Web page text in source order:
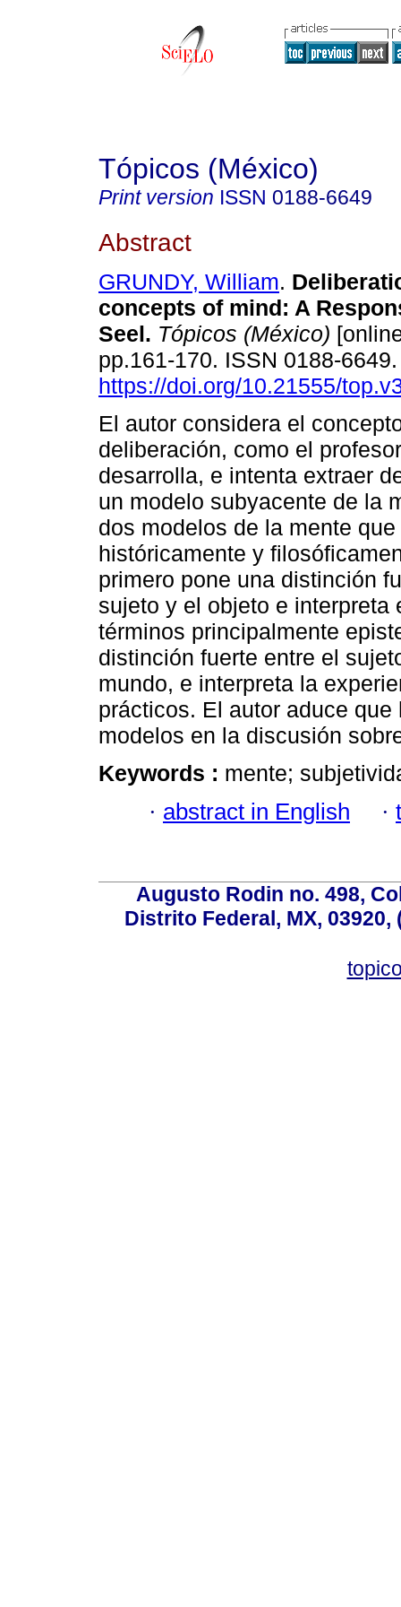
Tópicos (México)
Print version ISSN 0188-6649
Abstract
GRUNDY, William.
concepts of mind: A
Seel. Tópicos (México)
pp.161-170. ISSN 0188-
https://doi.org/10.21555/
El autor considera el
deliberación, como el
desarrolla, e intenta extraer
un modelo subyacente de la
dos modelos de la mente
históricamente y
primero pone una distinción
sujeto y el objeto e interpreta
términos principalmente
distinción fuerte entre el
mundo, e interpreta la
prácticos. El autor aduce
modelos en la discusión
Keywords : mente;
· abstract in English ·
Augusto Rodin no. 498,
Distrito Federal, MX, 03920,